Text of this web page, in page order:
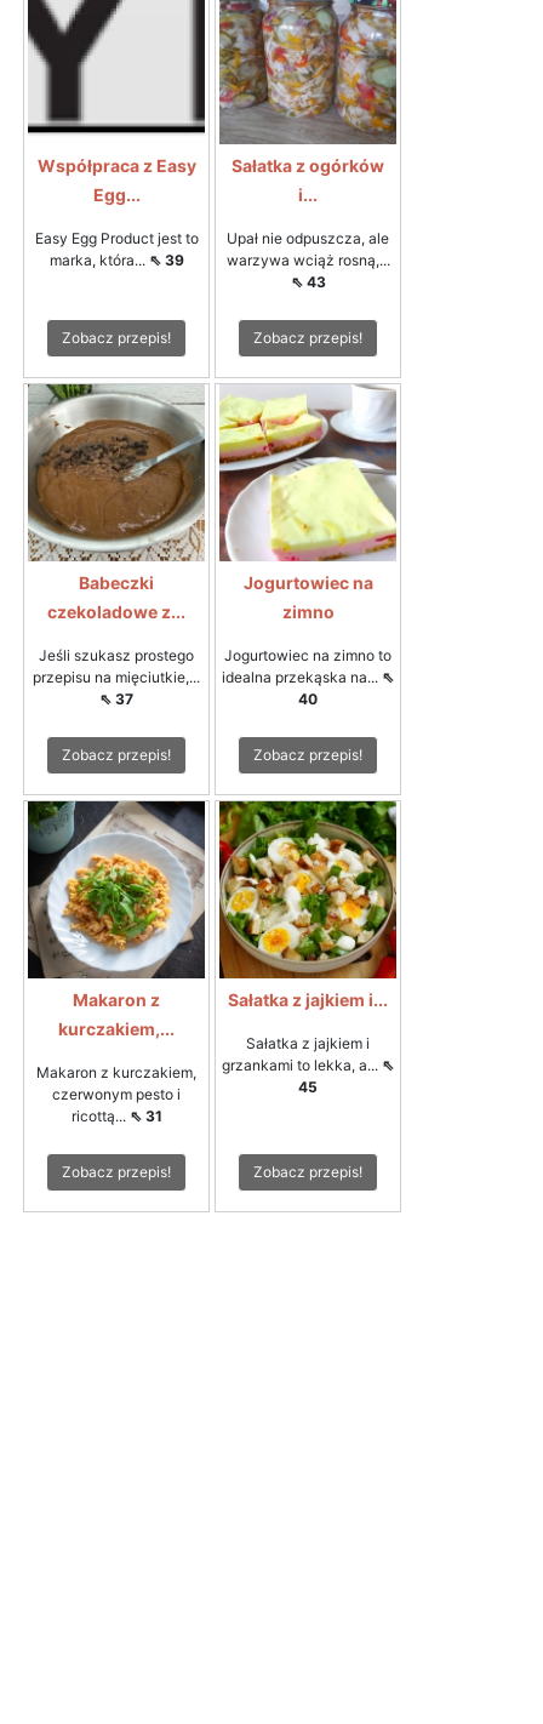
Współpraca z Easy
Egg...
Easy Egg Product jest to
marka, która... ⇖ 39
Zobacz przepis!
Sałatka z ogórków
i...
Upał nie odpuszcza, ale
warzywa wciąż rosną,...
⇖ 43
Zobacz przepis!
Babeczki
czekoladowe z...
Jeśli szukasz prostego
przepisu na mięciutkie,...
⇖ 37
Zobacz przepis!
Jogurtowiec na
zimno
Jogurtowiec na zimno to
idealna przekąska na... ⇖
40
Zobacz przepis!
Makaron z
kurczakiem,...
Makaron z kurczakiem,
czerwonym pesto i
ricottą... ⇖ 31
Zobacz przepis!
Sałatka z jajkiem i...
Sałatka z jajkiem i
grzankami to lekka, a... ⇖
45
Zobacz przepis!